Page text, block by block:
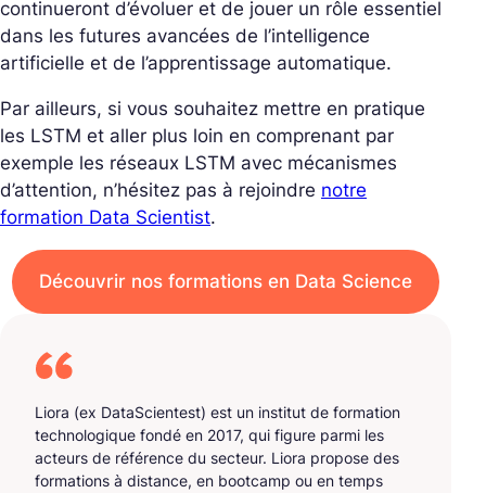
continueront d’évoluer et de jouer un rôle essentiel
dans les futures avancées de l’intelligence
artificielle et de l’apprentissage automatique.
Par ailleurs, si vous souhaitez mettre en pratique
les LSTM et aller plus loin en comprenant par
exemple les réseaux LSTM avec mécanismes
d’attention, n’hésitez pas à rejoindre notre
formation Data Scientist.
Découvrir nos formations en Data Science
Liora (ex DataScientest) est un institut de formation
technologique fondé en 2017, qui figure parmi les
acteurs de référence du secteur. Liora propose des
formations à distance, en bootcamp ou en temps